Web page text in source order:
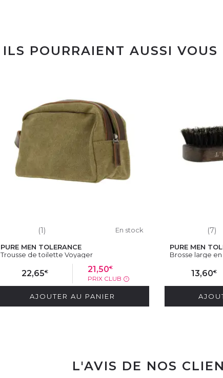
ILS POURRAIENT AUSSI VOUS
(1) En stock
PURE MEN TOLERANCE
Trousse de toilette Voyager
22,65€ 21,50€
PRIX CLUB ?
AJOUTER AU PANIER
(7)
PURE MEN
Brosse large en
13,60€
L'AVIS DE NOS